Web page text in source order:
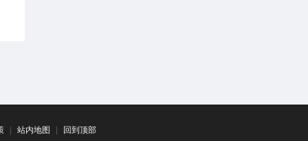
| 站内地图 | 回到顶部